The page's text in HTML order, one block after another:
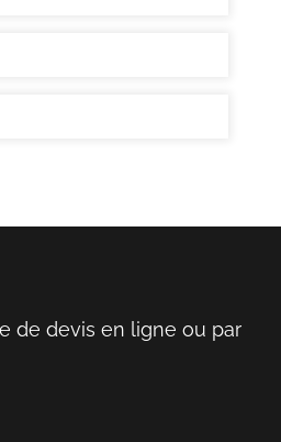
de devis en ligne ou par